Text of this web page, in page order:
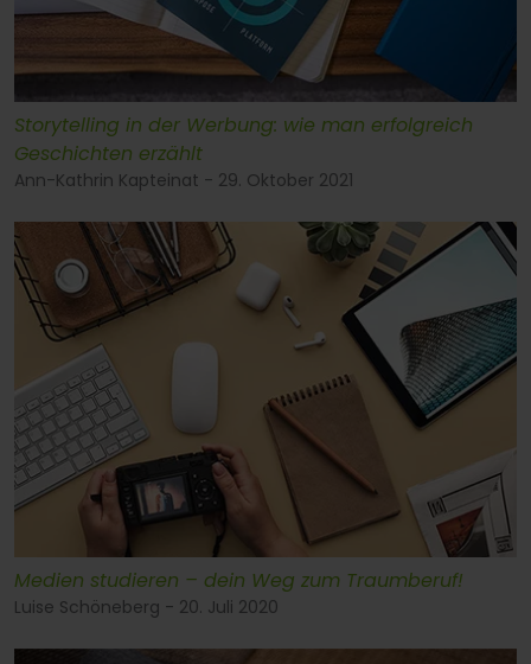
Storytelling in der Werbung: wie man erfolgreich
Geschichten erzählt
Ann-Kathrin Kapteinat - 29. Oktober 2021
Medien studieren – dein Weg zum Traumberuf!
Luise Schöneberg - 20. Juli 2020